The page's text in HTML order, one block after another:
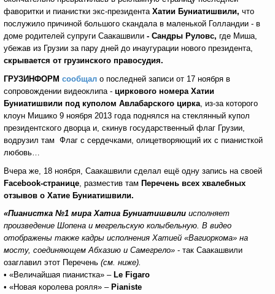
фаворитки и пианистки экс-президентаХатии Буниатишвили, что
послужило причиной большого скандала в маленькой Голландии - в
доме родителей супруги Саакашвили - Сандры Руловс, где Миша,
убежав из Грузии за пару дней до инаугурации нового президента,
скрывается от грузинского правосудия.
ГРУЗИНФОРМ сообщал о последней записи от 17 ноября в
сопровождении видеоклипа - циркового номера Хатии
Буниатишвили под куполом Авлабарского цирка, из-за которого
клоун Мишико 9 ноября 2013 года поднялся на стеклянный купол
президентского дворца и, скинув государственный флаг Грузии,
водрузил там Флаг с сердечками, олицетворяющий их с пианисткой
любовь…
Вчера же, 18 ноября, Саакашвили сделал ещё одну запись на своей
Facebook-странице, разместив там Перечень всех хвалебных
отзывов о Хатие Буниатишвили.
«Пианистка №1 мира Хатиа Буниатишвили исполняет
произведение Шопена и мегрельскую колыбельную. В видео
отображены также кадры исполнения Хатией «Вагиоркома» на
мосту, соединяющем Абхазию и Самегрело» - так Саакашвили
озаглавил этот Перечень (см. ниже).
• «Величайшая пианистка» – Le Figaro
• «Новая королева рояля» – Pianiste